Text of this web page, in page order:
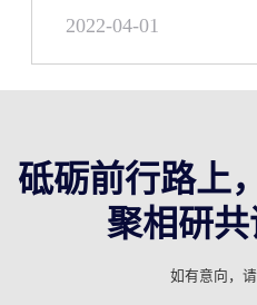
2022-04-01
砥砺前行路上
聚相研共
如有意向，